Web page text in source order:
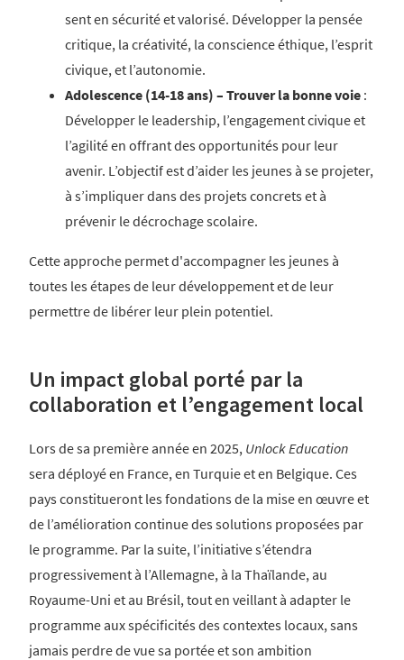
sent en sécurité et valorisé. Développer la pensée
critique, la créativité, la conscience éthique, l’esprit
civique, et l’autonomie. ​
Adolescence (14-18 ans) – Trouver la bonne voie :
Développer le leadership, l’engagement civique et
l’agilité en offrant des opportunités pour leur
avenir. L’objectif est d’aider les jeunes à se projeter,
à s’impliquer dans des projets concrets et à
prévenir le décrochage scolaire. ​
Cette approche permet d'accompagner les jeunes à
toutes les étapes de leur développement et de leur
permettre de libérer leur plein potentiel. ​
Un impact global porté par la
collaboration et l’engagement local
Lors de sa première année en 2025, Unlock Education
sera déployé en France, en Turquie et en Belgique. Ces
pays constitueront les fondations de la mise en œuvre et
de l’amélioration continue des solutions proposées par
le programme. Par la suite, l’initiative s’étendra
progressivement à l’Allemagne, à la Thaïlande, au
Royaume-Uni et au Brésil, tout en veillant à adapter le
programme aux spécificités des contextes locaux, sans
jamais perdre de vue sa portée et son ambition